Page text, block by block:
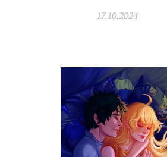
17.10.2024